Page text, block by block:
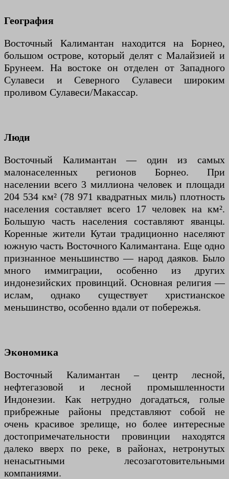
География
Восточный Калимантан находится на Борнео,
большом острове, который делят с Малайзией и
Брунеем. На востоке он отделен от Западного
Сулавеси и Северного Сулавеси широким
проливом Сулавеси/Макассар.
Люди
Восточный Калимантан — один из самых
малонаселенных регионов Борнео. При
населении всего 3 миллиона человек и площади
204 534 км² (78 971 квадратных миль) плотность
населения составляет всего 17 человек на км².
Большую часть населения составляют яванцы.
Коренные жители Кутаи традиционно населяют
южную часть Восточного Калимантана. Еще одно
признанное меньшинство — народ даяков. Было
много иммиграции, особенно из других
индонезийских провинций. Основная религия —
ислам, однако существует христианское
меньшинство, особенно вдали от побережья.
Экономика
Восточный Калимантан – центр лесной,
нефтегазовой и лесной промышленности
Индонезии. Как нетрудно догадаться, голые
прибрежные районы представляют собой не
очень красивое зрелище, но более интересные
достопримечательности провинции находятся
далеко вверх по реке, в районах, нетронутых
ненасытными лесозаготовительными
компаниями.